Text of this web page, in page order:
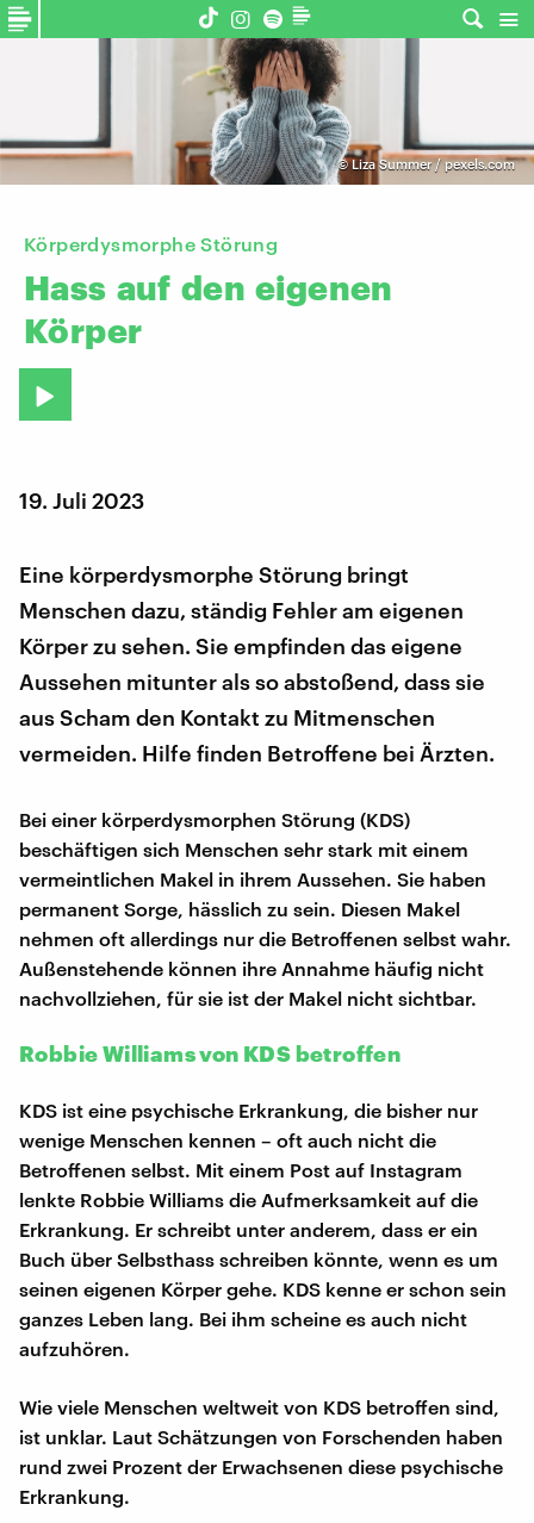
©Liza Summer / pexels.com
Körperdysmorphe Störung
Hass auf den eigenen
Körper
19. Juli 2023
Eine körperdysmorphe Störung bringt
Menschen dazu, ständig Fehler am eigenen
Körper zu sehen. Sie empfinden das eigene
Aussehen mitunter als so abstoßend, dass sie
aus Scham den Kontakt zu Mitmenschen
vermeiden. Hilfe finden Betroffene bei Ärzten.
Bei einer körperdysmorphen Störung (KDS)
beschäftigen sich Menschen sehr stark mit einem
vermeintlichen Makel in ihrem Aussehen. Sie haben
permanent Sorge, hässlich zu sein. Diesen Makel
nehmen oft allerdings nur die Betroffenen selbst wahr.
Außenstehende können ihre Annahme häufig nicht
nachvollziehen, für sie ist der Makel nicht sichtbar.
Robbie Williams von KDS betroffen
KDS ist eine psychische Erkrankung, die bisher nur
wenige Menschen kennen – oft auch nicht die
Betroffenen selbst. Mit einem Post auf Instagram
lenkte Robbie Williams die Aufmerksamkeit auf die
Erkrankung. Er schreibt unter anderem, dass er ein
Buch über Selbsthass schreiben könnte, wenn es um
seinen eigenen Körper gehe. KDS kenne er schon sein
ganzes Leben lang. Bei ihm scheine es auch nicht
aufzuhören.
Wie viele Menschen weltweit von KDS betroffen sind,
ist unklar. Laut Schätzungen von Forschenden haben
rund zwei Prozent der Erwachsenen diese psychische
Erkrankung.